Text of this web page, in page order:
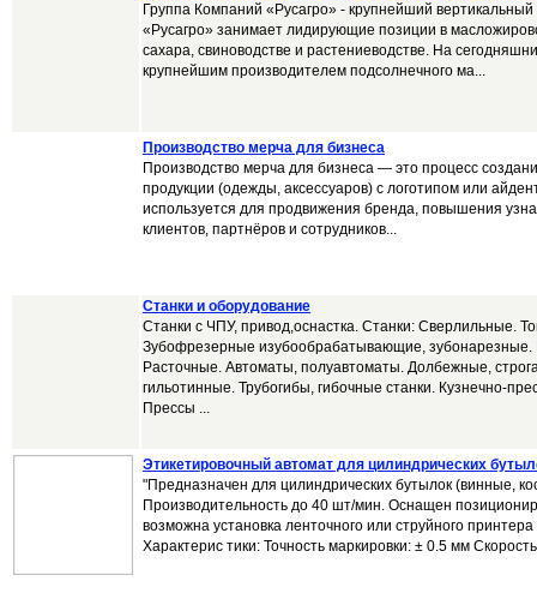
Группа Компаний «Русагро» - крупнейший вертикальный
«Русагро» занимает лидирующие позиции в
сахара, свиноводстве и растениеводстве. На
крупнейшим производителем подсолнечного ма...
Производство мерча для бизнеса
Производство мерча для бизнеса — это процесс
продукции (одежды, аксессуаров) с логотипом или
используется для продвижения бренда, повышения
клиентов, партнёров и сотрудников...
Станки и оборудование
Станки с ЧПУ, привод,оснастка. Станки: Сверлильные.
Зубофрезерные изубообрабатывающие,
Расточные. Автоматы, полуавтоматы. Долбежные,
гильотинные. Трубогибы, гибочные станки. Кузнечно-
Прессы ...
Этикетировочный автомат для цилиндрических
"Предназначен для цилиндрических бутылок (винные,
Производительность до 40 шт/мин. Оснащен
возможна установка ленточного или струйного
Характерис тики: Точность маркировки: ± 0.5 мм